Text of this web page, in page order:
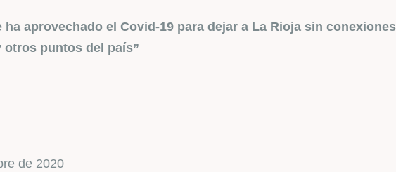
ha aprovechado el Covid-19 para dejar a La Rioja sin
otros puntos del país”
de 2020